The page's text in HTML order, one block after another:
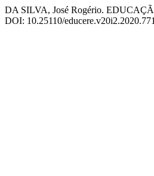
DA SILVA, José Rogério.
DOI: 10.25110/